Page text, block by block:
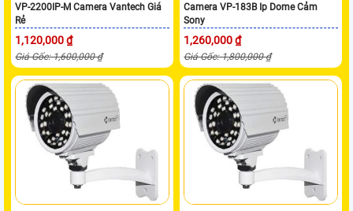
VP-2200IP-M Camera Vantech Giá
Rẻ
1,120,000 ₫
Giá Gốc: 1,600,000 ₫
Camera VP-183B Ip Dome Cảm
Sony
1,260,000 ₫
Giá Gốc: 1,800,000 ₫